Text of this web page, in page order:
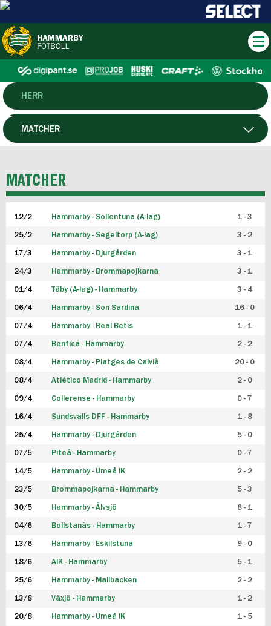
HERR
DAM
P19
F19
FUTSAL HERR
FUTSAL DAM
MATCHER
MATCHER
12/2 Hammarby - Sollentuna (A-lag) 1 - 3
25/2 Hammarby - Segeltorp (A-lag) 3 - 2
17/3 Hammarby - Djurgården 3 - 1
24/3 Hammarby - Brommapojkarna 3 - 1
01/4 Täby (A-lag) - Hammarby 3 - 4
06/4 Hammarby - Son Sardina 16 - 0
07/4 Hammarby - Real Betis 1 - 1
07/4 Benfica - Hammarby 2 - 2
08/4 Hammarby - Platges de Calvià 20 - 0
08/4 Atlético Madrid - Hammarby 2 - 0
09/4 Collerense - Hammarby 0 - 7
16/4 Sundsvalls DFF - Hammarby 1 - 8
25/4 Hammarby - Djurgården 5 - 0
07/5 Piteå - Hammarby 0 - 7
14/5 Hammarby - Umeå IK 2 - 2
23/5 Brommapojkarna - Hammarby 5 - 3
30/5 Hammarby - Älvsjö 8 - 1
04/6 Bollstanäs - Hammarby 1 - 7
13/6 Hammarby - Eskilstuna 9 - 0
18/6 AIK - Hammarby 5 - 1
25/6 Hammarby - Mallbacken 2 - 2
13/8 Växjö - Hammarby 1 - 2
20/8 Hammarby - Umeå IK 1 - 5